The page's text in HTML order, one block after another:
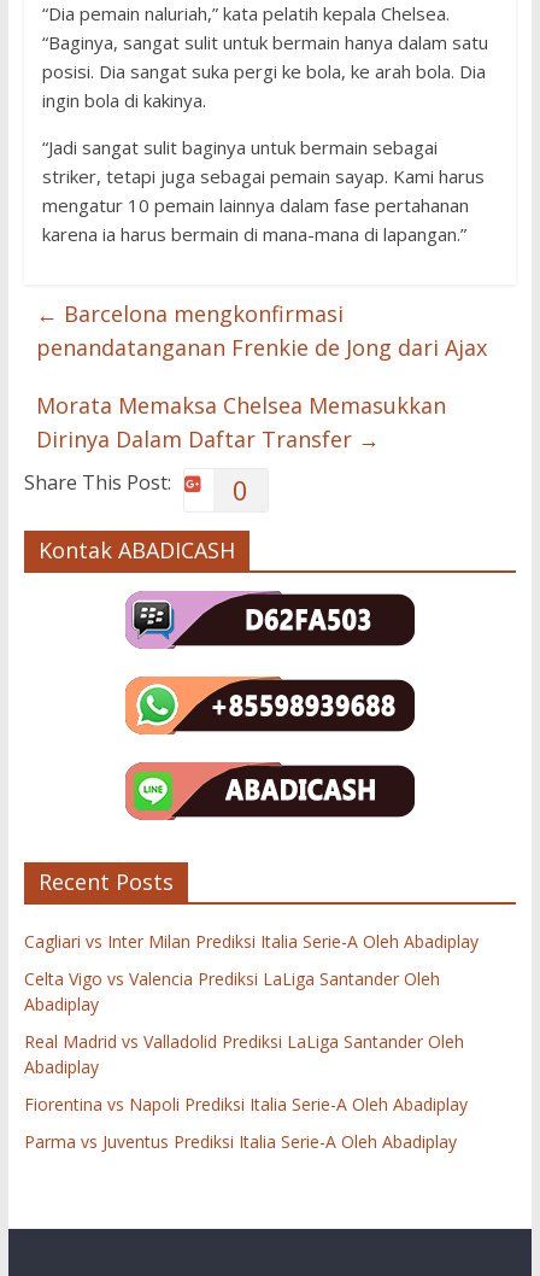
“Dia pemain naluriah,” kata pelatih kepala Chelsea.
“Baginya, sangat sulit untuk bermain hanya dalam satu
posisi. Dia sangat suka pergi ke bola, ke arah bola. Dia
ingin bola di kakinya.
“Jadi sangat sulit baginya untuk bermain sebagai
striker, tetapi juga sebagai pemain sayap. Kami harus
mengatur 10 pemain lainnya dalam fase pertahanan
karena ia harus bermain di mana-mana di lapangan.”
← Barcelona mengkonfirmasi
penandatanganan Frenkie de Jong dari Ajax
Morata Memaksa Chelsea Memasukkan
Dirinya Dalam Daftar Transfer →
Share This Post: 0
Kontak ABADICASH
Recent Posts
Cagliari vs Inter Milan Prediksi Italia Serie-A Oleh Abadiplay
Celta Vigo vs Valencia Prediksi LaLiga Santander Oleh
Abadiplay
Real Madrid vs Valladolid Prediksi LaLiga Santander Oleh
Abadiplay
Fiorentina vs Napoli Prediksi Italia Serie-A Oleh Abadiplay
Parma vs Juventus Prediksi Italia Serie-A Oleh Abadiplay